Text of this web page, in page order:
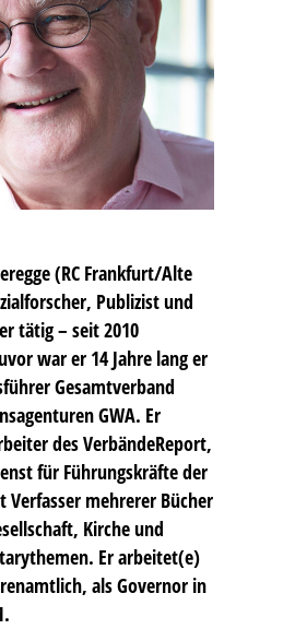
(RC Frankfurt/Alte
Publizist und
tätig – seit 2010
war er 14 Jahre lang er
Gesamtverband
GWA. Er
des VerbändeReport,
für Führungskräfte der
Verfasser mehrerer Bücher
Kirche und
Er arbeitet(e)
als Governor in